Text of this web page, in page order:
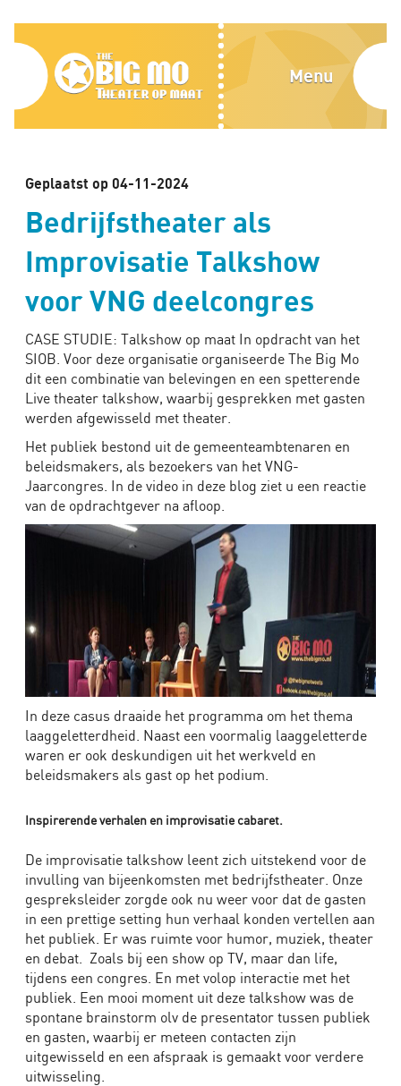
The
Theater
op
maat
Menu
Geplaatst op 04-11-2024
Bedrijfstheater als
Improvisatie Talkshow
voor VNG deelcongres
CASE STUDIE: Talkshow op maat In opdracht van het
SIOB. Voor deze organisatie organiseerde The Big Mo
dit een combinatie van belevingen en een spetterende
Live theater talkshow, waarbij gesprekken met gasten
werden afgewisseld met theater.
Het publiek bestond uit de gemeenteambtenaren en
beleidsmakers, als bezoekers van het VNG-
Jaarcongres. In de video in deze blog ziet u een reactie
van de opdrachtgever na afloop.
In deze casus draaide het programma om het thema
laaggeletterdheid. Naast een voormalig laaggeletterde
waren er ook deskundigen uit het werkveld en
beleidsmakers als gast op het podium.
Inspirerende verhalen en improvisatie cabaret.
De improvisatie talkshow leent zich uitstekend voor de
invulling van bijeenkomsten met bedrijfstheater. Onze
gespreksleider zorgde ook nu weer voor dat de gasten
in een prettige setting hun verhaal konden vertellen aan
het publiek. Er was ruimte voor humor, muziek, theater
en debat. Zoals bij een show op TV, maar dan life,
tijdens een congres. En met volop interactie met het
publiek. Een mooi moment uit deze talkshow was de
spontane brainstorm olv de presentator tussen publiek
en gasten, waarbij er meteen contacten zijn
uitgewisseld en een afspraak is gemaakt voor verdere
uitwisseling.
Home
Blog
Over
Contact
Alles
Bedrijven
Scholen
Improvisatie
tips
Algemeen
Bedrijven
Scholen